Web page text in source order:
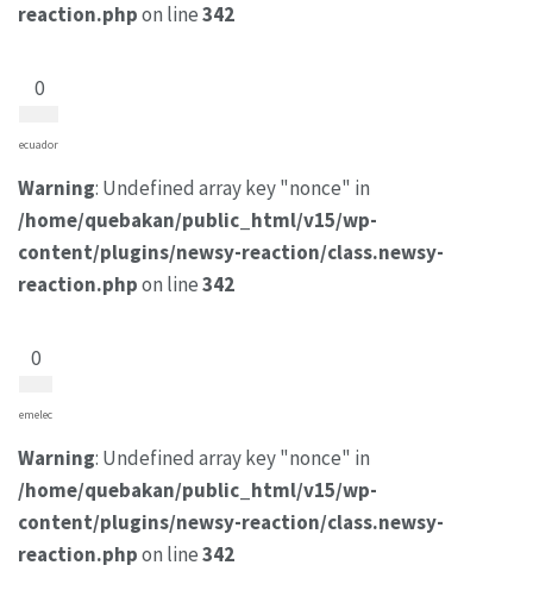
reaction.phpon line342
0
ecuador
Warning: Undefined array key "nonce" in
/home/quebakan/public_html/v15/wp-
content/plugins/newsy-reaction/class.newsy-
reaction.phpon line342
0
emelec
Warning: Undefined array key "nonce" in
/home/quebakan/public_html/v15/wp-
content/plugins/newsy-reaction/class.newsy-
reaction.phpon line342